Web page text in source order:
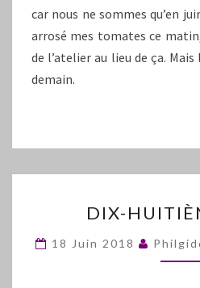
car nous ne sommes qu’en
arrosé mes tomates ce
de l’atelier au lieu de ça. Mais
demain.
DIX-
18 Juin 2018